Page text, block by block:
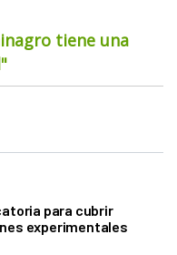
tiene una
para cubrir
experimentales